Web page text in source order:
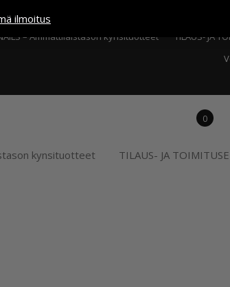
ilmoitusKassa
– Ammattilaistason kynsituotteet
TILAUS- JA
0
kynsituotteet TILAUS- JA